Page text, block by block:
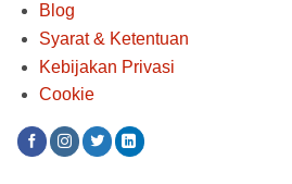
Blog
Syarat & Ketentuan
Kebijakan Privasi
Cookie